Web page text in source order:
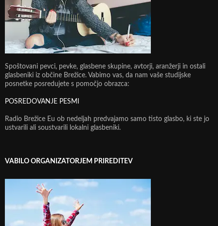
Spoštovani pevci, pevke, glasbene skupine, avtorji, aranžerji in ostali
glasbeniki iz občine Brežice. Vabimo vas, da nam vaše studijske
posnetke posredujete s pomočjo obrazca:
POSREDOVANJE PESMI
Radio Brežice Eu ob nedeljah predvajamo samo tisto glasbo, ki ste jo
ustvarili ali soustvarili lokalni glasbeniki.
VABILO ORGANIZATORJEM PRIREDITEV